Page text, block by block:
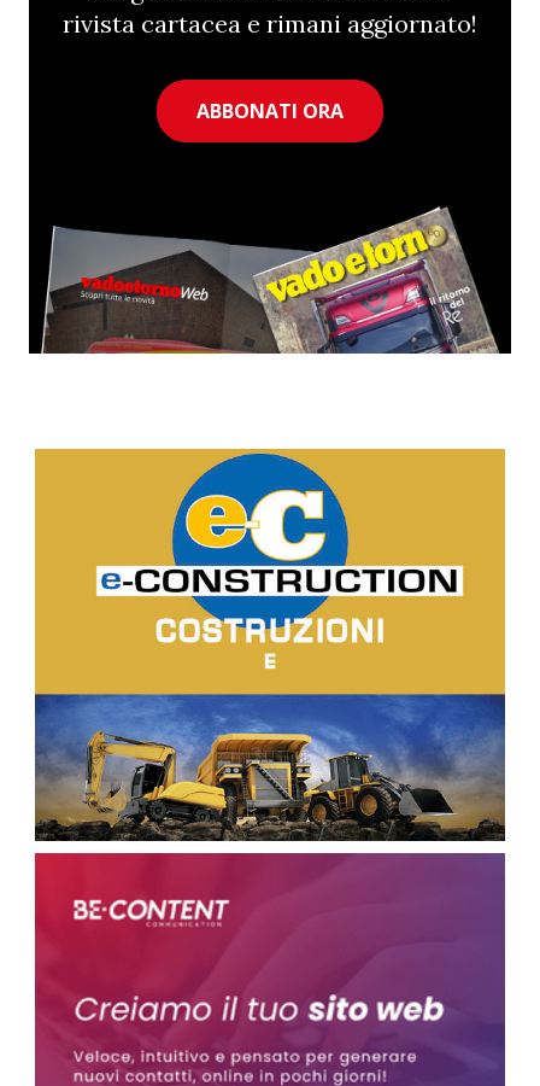
rivista cartacea e rimani aggiornato!
ABBONATI ORA